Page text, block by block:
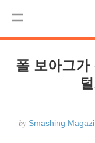
Menu
코드
폴 보아그가
by Smashing